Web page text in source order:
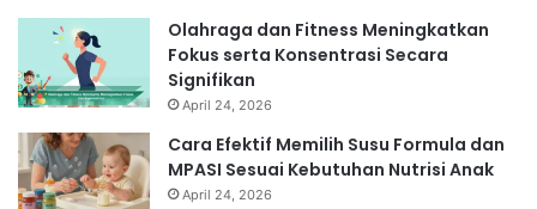
Olahraga dan Fitness Meningkatkan
Fokus serta Konsentrasi Secara
Signifikan
April 24, 2026
Cara Efektif Memilih Susu Formula dan
MPASI Sesuai Kebutuhan Nutrisi Anak
April 24, 2026